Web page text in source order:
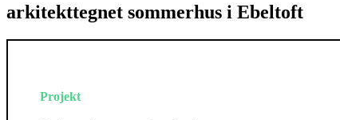
arkitekttegnet sommerhus i Ebeltoft
Projekt